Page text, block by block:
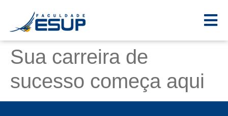
Sua carreira de
sucesso começa aqui